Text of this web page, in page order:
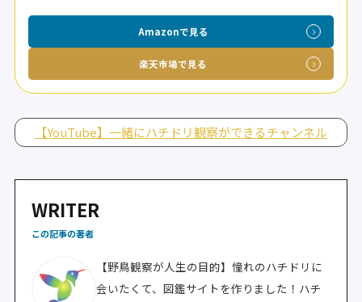
Amazonで見る
楽天市場で見る
【YouTube】一緒にハチドリ観察ができるチャンネル
WRITER
この記事の著者
【野鳥観察が人生の目的】憧れのハチドリに
会いたくて、図鑑サイトを作りました！ハチ